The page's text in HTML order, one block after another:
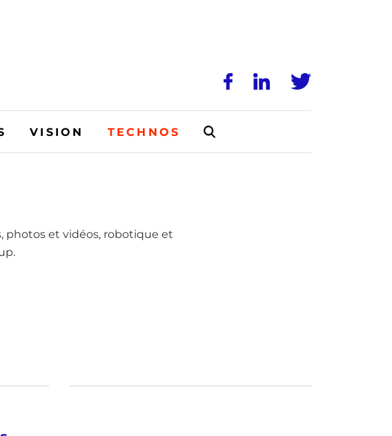
VISION TECHNOS
photos et vidéos, robotique et